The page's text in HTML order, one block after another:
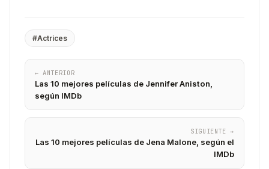
#Actrices
← ANTERIOR
Las 10 mejores películas de Jennifer Aniston,
según IMDb
SIGUIENTE →
Las 10 mejores películas de Jena Malone, según el
IMDb